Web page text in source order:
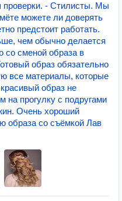
проверки. - Стилисты. Мы
можете ли доверять
предстоит работать.
чем обычно делается
со сменой образа в
образ обязательно
все материалы, которые
образ не
на прогулку с подругами
Очень хороший
образа со съёмкой Лав